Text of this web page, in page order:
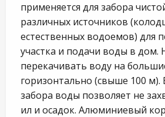
применяется для забора
различных источников
естественных водоемов) для
участка и подачи воды в дом.
перекачивать воду на
горизонтально (свыше 100 м).
забора воды позволяет не
ил и осадок. Алюминиевый